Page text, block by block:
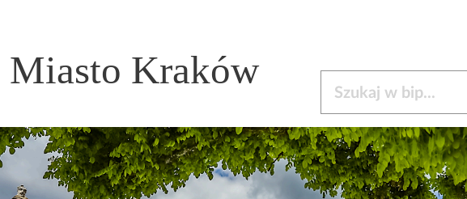
Miasto Kraków